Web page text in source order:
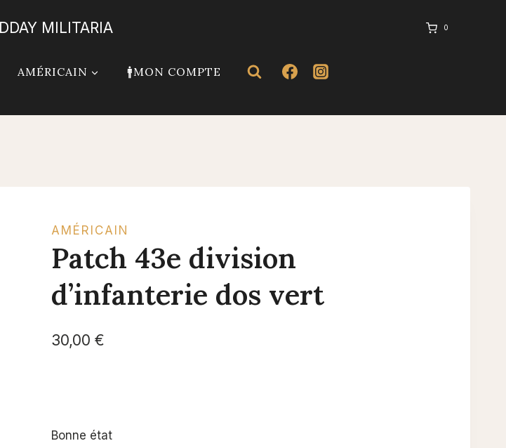
DDAY MILITARIA 0
AMÉRICAIN 🚹MON COMPTE
AMÉRICAIN
Patch 43e division
d’infanterie dos vert
30,00 €
Bonne état